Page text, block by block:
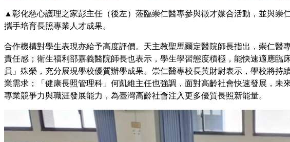
▲彰化慈心護理之家彭主任（後左）蒞臨崇仁醫專參與徵才媒合活動，並與
攜手培育長照專業人才成果。
合作機構對學生表現亦給予高度評價。天主教聖馬爾定醫院師長指出，崇仁
責任感；衛生福利部嘉義醫院師長也表示，學生學習態度積極，能快速適應
員」殊榮，充分展現學校優質辦學成果。崇仁醫專校長黃財尉表示，學校將
業需求；「健康長照管理科」何凱維主任也強調，面對高齡社會快速發展，
專業競爭力與職涯發展能力，為臺灣高齡社會注入更多優質長照新能量。